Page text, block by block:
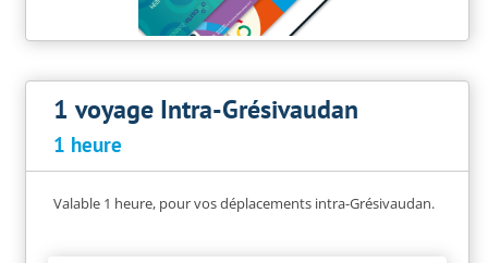
1 voyage Intra-Grésivaudan
1 heure
Valable 1 heure, pour vos déplacements intra-Grésivaudan.